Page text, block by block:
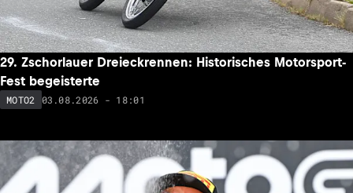
29. Zschorlauer Dreieckrennen: Historisches Motorsport-
Fest begeisterte
MOTO2 03.08.2026 - 18:01